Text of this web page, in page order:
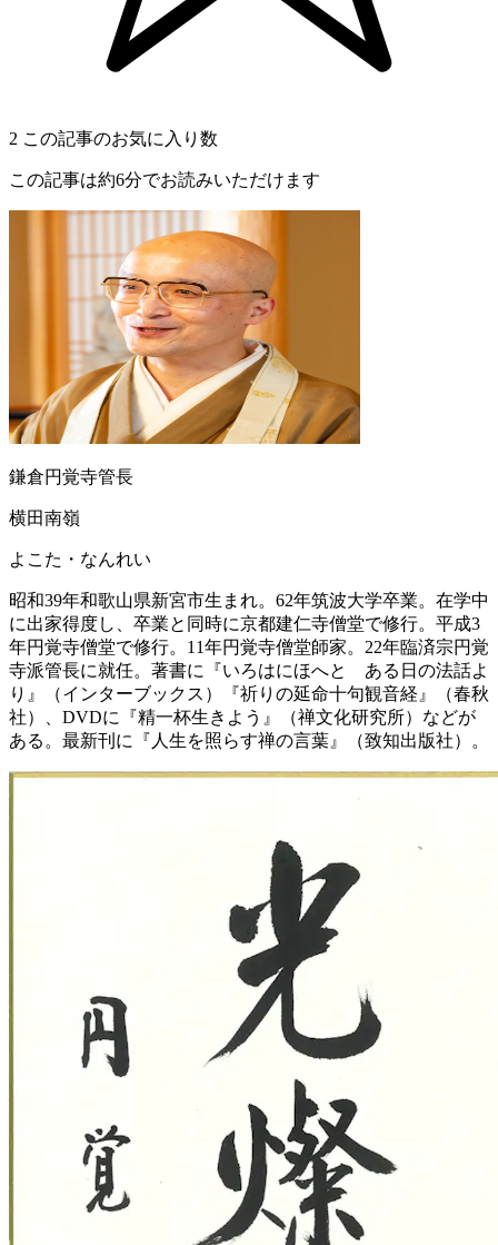
2 この記事のお気に入り数
この記事は約6分でお読みいただけます
鎌倉円覚寺管長
横田南嶺
よこた・なんれい
昭和39年和歌山県新宮市生まれ。62年筑波大学卒業。在学中
に出家得度し、卒業と同時に京都建仁寺僧堂で修行。平成3
年円覚寺僧堂で修行。11年円覚寺僧堂師家。22年臨済宗円覚
寺派管長に就任。著書に『いろはにほへと ある日の法話よ
り』（インターブックス）『祈りの延命十句観音経』（春秋
社）、DVDに『精一杯生きよう』（禅文化研究所）などが
ある。最新刊に『人生を照らす禅の言葉』（致知出版社）。